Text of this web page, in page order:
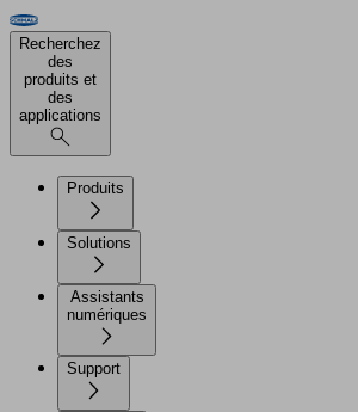
Recherchez
des
produits et
des
applications
Produits
Solutions
Assistants
numériques
Support